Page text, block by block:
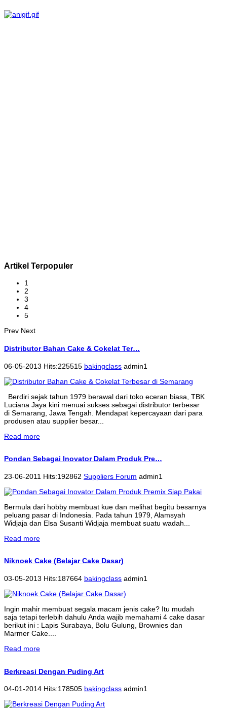
Artikel Terpopuler
1
2
3
4
5
Prev Next
Distributor Bahan Cake & Cokelat Ter…
06-05-2013 Hits:225515 bakingclass admin1
Berdiri sejak tahun 1979 berawal dari toko eceran biasa, TBK
Luciana Jaya kini menuai sukses sebagai distributor terbesar
di Semarang, Jawa Tengah. Mendapat kepercayaan dari para
produsen atau supplier besar...
Read more
Pondan Sebagai Inovator Dalam Produk Pre…
23-06-2011 Hits:192862 Suppliers Forum admin1
Bermula dari hobby membuat kue dan melihat begitu besarnya
peluang pasar di Indonesia. Pada tahun 1979, Alamsyah
Widjaja dan Elsa Susanti Widjaja membuat suatu wadah...
Read more
Niknoek Cake (Belajar Cake Dasar)
03-05-2013 Hits:187664 bakingclass admin1
Ingin mahir membuat segala macam jenis cake? Itu mudah
saja tetapi terlebih dahulu Anda wajib memahami 4 cake dasar
berikut ini : Lapis Surabaya, Bolu Gulung, Brownies dan
Marmer Cake....
Read more
Berkreasi Dengan Puding Art
04-01-2014 Hits:178505 bakingclass admin1